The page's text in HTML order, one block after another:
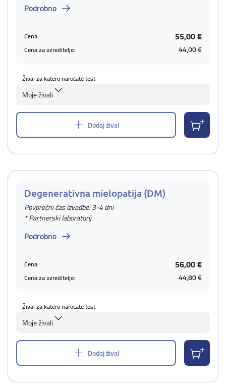
Podrobno
Cena: 55,00 €
Cena za vzreditelje: 44,00 €
Žival za katero naročate test
Moje živali
Dodaj žival
Degenerativna mielopatija (DM)
Povprečni čas izvedbe: 3-4 dni
* Partnerski laboratorij
Podrobno
Cena: 56,00 €
Cena za vzreditelje: 44,80 €
Žival za katero naročate test
Moje živali
Dodaj žival